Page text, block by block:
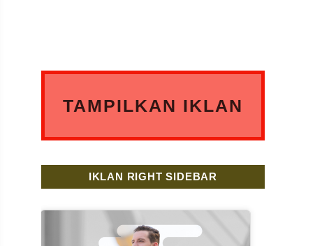
TAMPILKAN IKLAN
IKLAN RIGHT SIDEBAR